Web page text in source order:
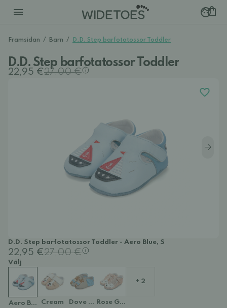
Framsidan / Barn / D.D. Step barfotatossor Toddler
D.D. Step barfotatossor Toddler
22,95 €27,00 €
D.D. Step barfotatossor Toddler - Aero Blue, S
22,95 €27,00 €
Välj
Aero Blue Cream Dove GreyRose Gold
+ 2